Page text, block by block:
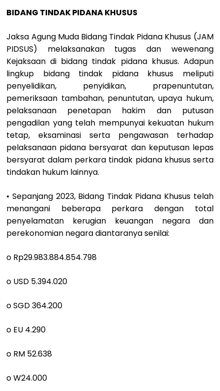
BIDANG TINDAK PIDANA KHUSUS
Jaksa Agung Muda Bidang Tindak Pidana Khusus (JAM
PIDSUS) melaksanakan tugas dan wewenang
Kejaksaan di bidang tindak pidana khusus. Adapun
lingkup bidang tindak pidana khusus meliputi
penyelidikan, penyidikan, prapenuntutan,
pemeriksaan tambahan, penuntutan, upaya hukum,
pelaksanaan penetapan hakim dan putusan
pengadilan yang telah mempunyai kekuatan hukum
tetap, eksaminasi serta pengawasan terhadap
pelaksanaan pidana bersyarat dan keputusan lepas
bersyarat dalam perkara tindak pidana khusus serta
tindakan hukum lainnya.
• Sepanjang 2023, Bidang Tindak Pidana Khusus telah
menangani beberapa perkara dengan total
penyelamatan kerugian keuangan negara dan
perekonomian negara diantaranya senilai:
o Rp29.983.884.854.798
o USD 5.394.020
o SGD 364.200
o EU 4.290
o RM 52.638
o W24.000